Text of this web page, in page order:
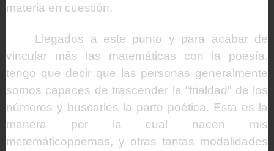
materia en cuestión.
Llegados a este punto y para acabar de
vincular más las matemáticas con la poesía,
tengo que decir que las personas generalmente
somos capaces de trascender la “frialdad” de los
números y buscarles la parte poética. Esta es la
manera por la cual nacen mis
metemáticopoemas, y otras tantas modalidades